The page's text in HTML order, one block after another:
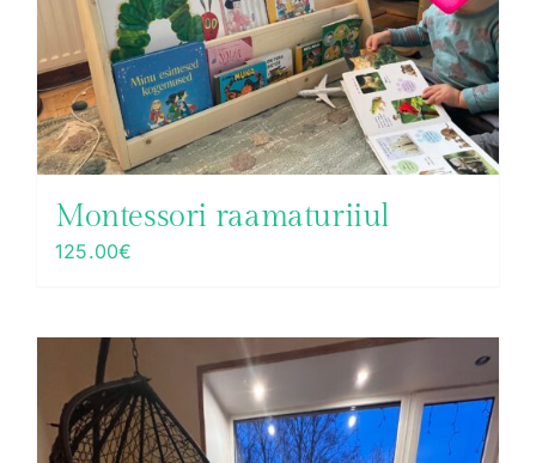
Montessori raamaturiiul
125.00€